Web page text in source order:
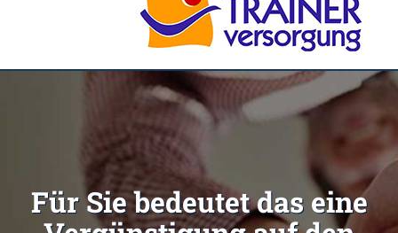
Für Sie bedeutet das eine